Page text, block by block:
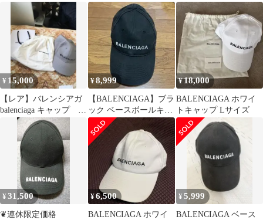
プ ベージュ
¥ 15,000
【レア】バレンシアガ
balenciaga キャップ グ
¥8,999
【BALENCIAGA】ブラ
ック ベースボールキャ
ップ L 58cm
¥18,000
BALENCIAGA ホワイ
トキャップ Lサイズ
¥31,500
❦連休限定価格
¥6,500
BALENCIAGA ホワイ
¥5,999
BALENCIAGA ベース